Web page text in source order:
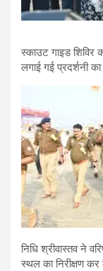
स्काउट गाइड शिविर
लगाई गई प्रदर्शनी
निधि श्रीवास्तव ने
स्थल का निरीक्षण